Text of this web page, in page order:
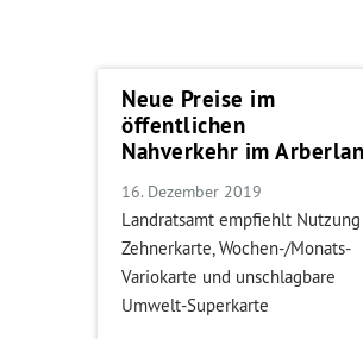
Neue Preise im
öffentlichen
Nahverkehr im
16. Dezember 2019
Landratsamt empfiehlt
Zehnerkarte, Wochen-/Monats-
Variokarte und unschlagbare
Umwelt-Superkarte